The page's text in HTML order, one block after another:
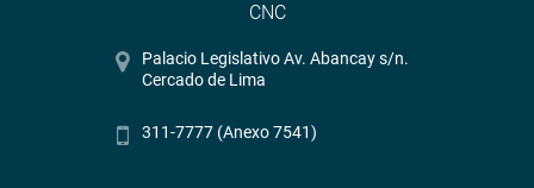
CNC
Palacio Legislativo Av. Abancay s/n.
Cercado de Lima
311-7777 (Anexo 7541)